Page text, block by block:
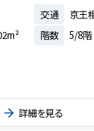
交通
京王
階数 5/8階
詳細を見る